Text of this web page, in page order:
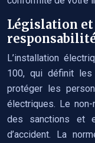
Législation
L’installation
100, qui définit
protéger les
électriques. Le
des sanctions et
d’accident. La